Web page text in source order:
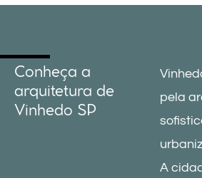
Conheça a
arquitetura de
Vinhedo SP
pela
A